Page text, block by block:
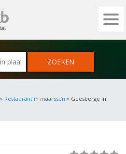
OPENMKB - DE ZAKELIJKE PORTAL
» Restaurant in maarssen » Geesberge in